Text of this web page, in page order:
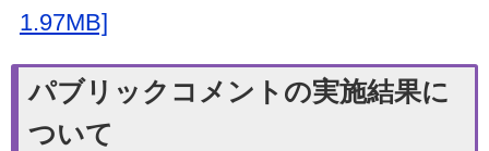
1.97MB]
パブリックコメントの実施結果に
ついて